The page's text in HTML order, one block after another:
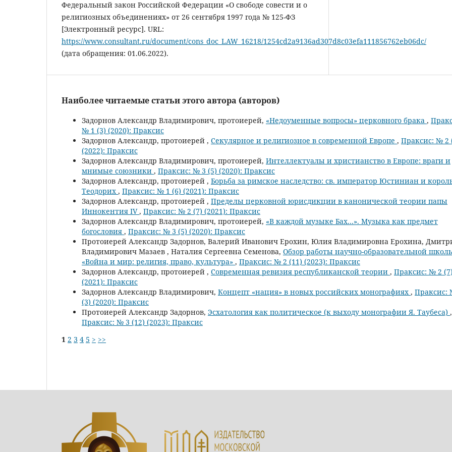
Федеральный закон Российской Федерации «О свободе совести и о
религиозных объединениях» от 26 сентября 1997 года № 125-ФЗ
[Электронный ресурс]. URL:
https://www.consultant.ru/document/cons_doc_LAW_16218/1254cd2a9136ad307d8c03efa111856762eb06dc/
(дата обращения: 01.06.2022).
Наиболее читаемые статьи этого автора (авторов)
Задорнов Александр Владимирович, протоиерей, «Недоуменные вопросы» церковного брака ,
№ 1 (3) (2020): Праксис
Задорнов Александр, протоиерей , Секулярное и религиозное в современной Европе , Праксис: № 2
(2022): Праксис
Задорнов Александр Владимирович, протоиерей, Интеллектуалы и христианство в Европе: враги и
мнимые союзники , Праксис: № 3 (5) (2020): Праксис
Задорнов Александр, протоиерей , Борьба за римское наследство: св. император Юстиниан и
Теодорих , Праксис: № 1 (6) (2021): Праксис
Задорнов Александр, протоиерей , Пределы церковной юрисдикции в канонической теории папы
Иннокентия IV, Праксис: № 2 (7) (2021): Праксис
Задорнов Александр Владимирович, протоиерей, «В каждой музыке Бах…». Музыка как предмет
богословия , Праксис: № 3 (5) (2020): Праксис
Протоиерей Александр Задорнов, Валерий Иванович Ерохин, Юлия Владимировна Ерохина,
Владимирович Мазаев , Наталия Сергеевна Семенова, Обзор работы научно-образовательной
«Война и мир: религия, право, культура» , Праксис: № 2 (11) (2023): Праксис
Задорнов Александр, протоиерей , Современная ревизия республиканской теории , Праксис: № 2 (7)
(2021): Праксис
Задорнов Александр Владимирович, Концепт «нация» в новых российских монографиях , Праксис:
(3) (2020): Праксис
Протоиерей Александр Задорнов, Эсхатология как политическое (к выходу монографии Я. Таубеса) ,
Праксис: № 3 (12) (2023): Праксис
1 2 3 4 5 > >>